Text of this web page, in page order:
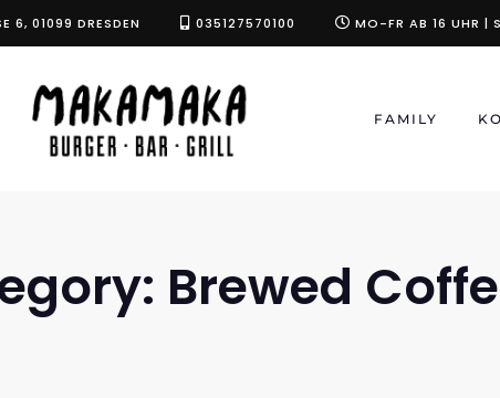
6, 01099 DRESDEN 035127570100 MO-FR AB 16 UHR |
FAMILY
Brewed